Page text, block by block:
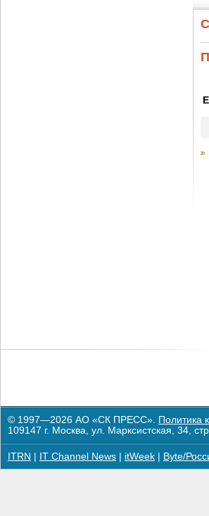
© 1997—2026 АО «СК ПРЕСС». Политика
109147 г. Москва, ул. Марксистская, 34,
ITRN IT Channel News itWeek Byte/